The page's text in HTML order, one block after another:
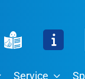
Service